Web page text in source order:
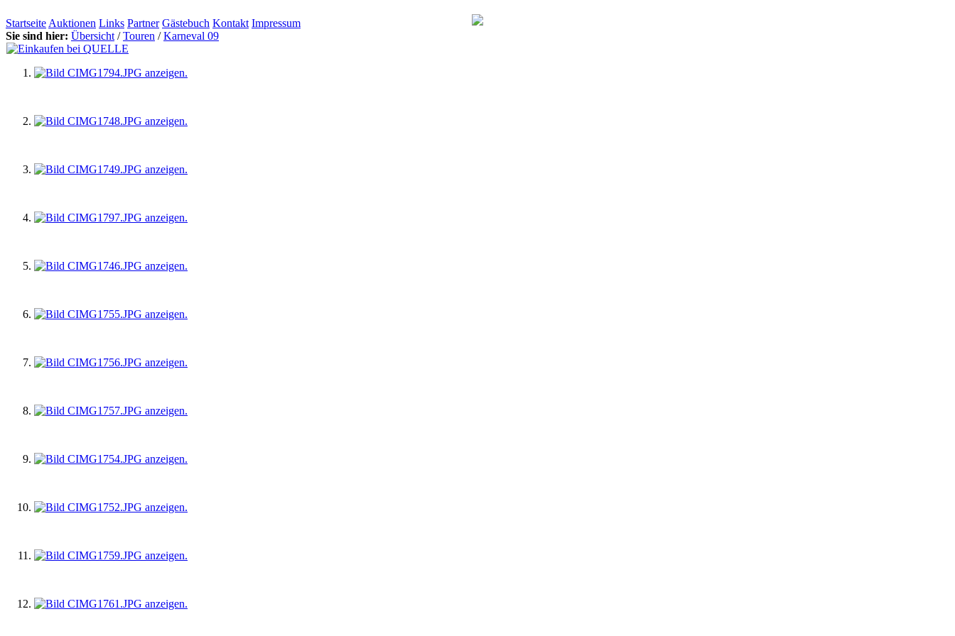
Startseite Auktionen Links Partner Gästebuch Kontakt Impressum
Sie sind hier: Übersicht /Touren /Karneval 09